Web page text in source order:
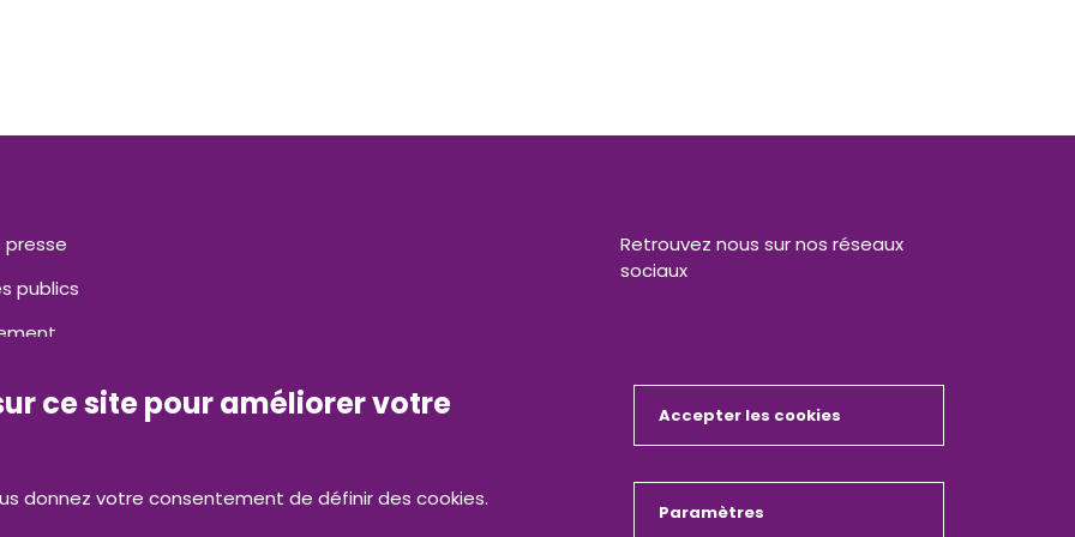
presse
publics
Retrouvez nous sur nos réseaux
sociaux
ce site pour améliorer votre
donnez votre consentement de définir des cookies.
Accepter les cookies
Masquer
Paramètres